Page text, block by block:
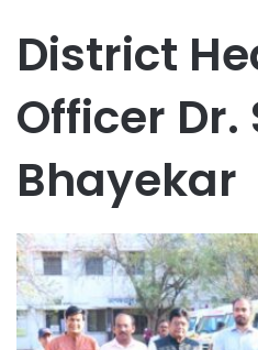
District
Officer Dr.
Bhayekar